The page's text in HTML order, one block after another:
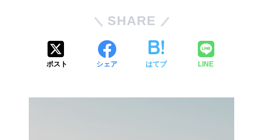
SHARE
ポスト シェア はてブ LINE